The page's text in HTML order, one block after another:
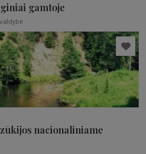
gamtoje
nacionaliniame